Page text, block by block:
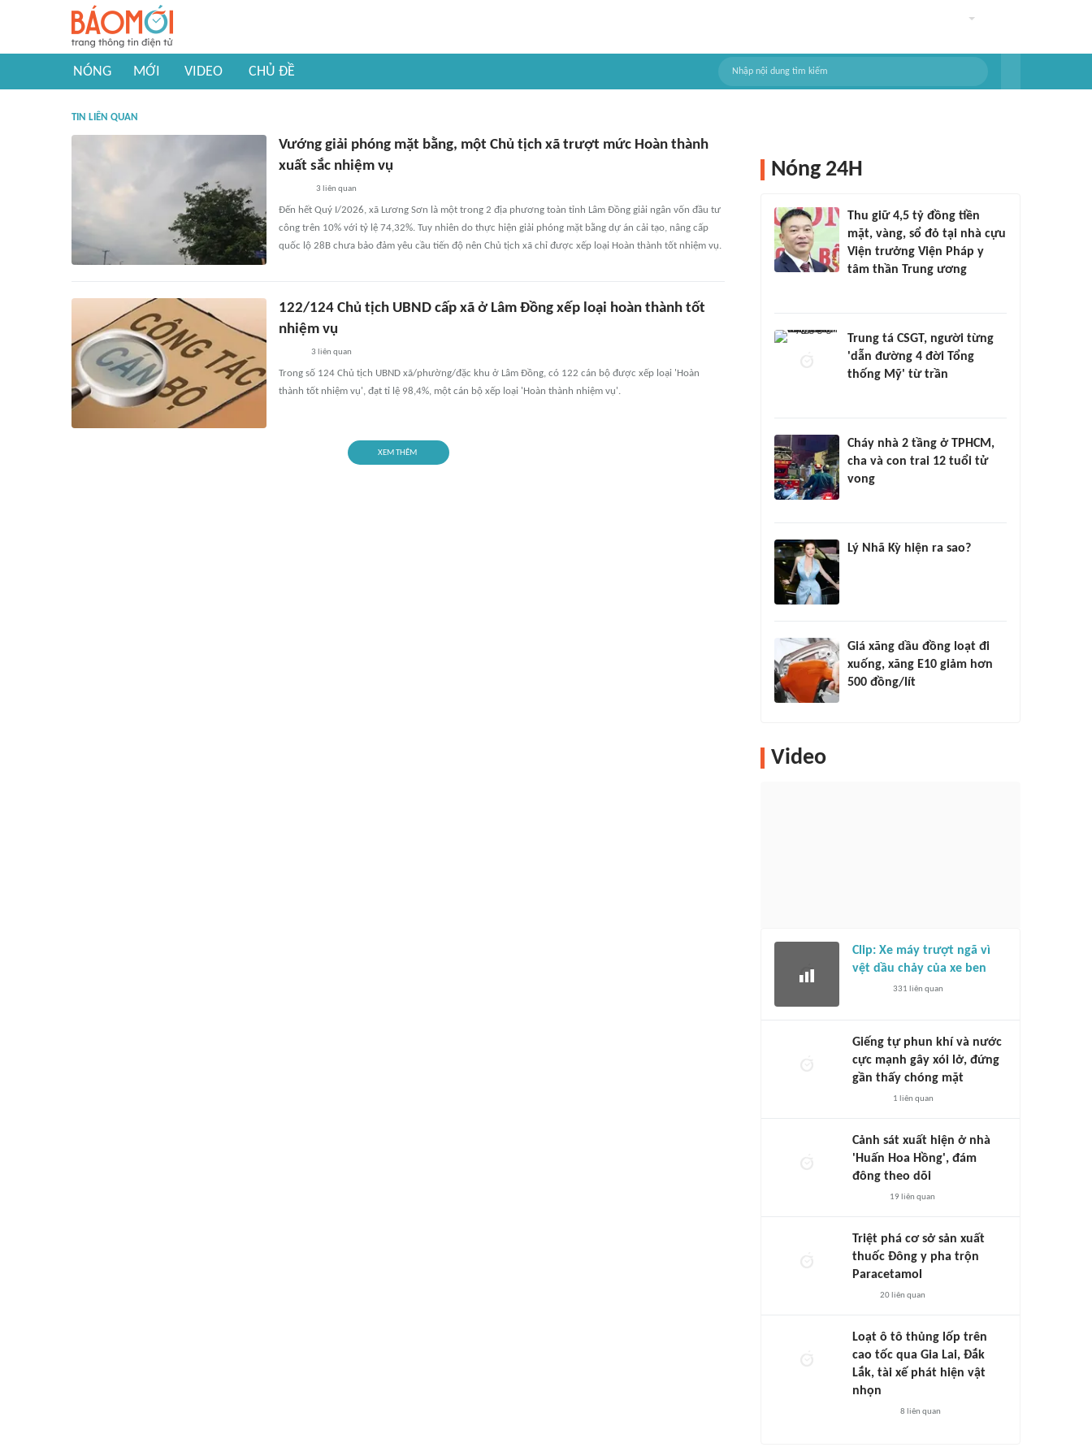
NÓNG MỚI VIDEO CHỦ ĐỀ
TIN LIÊN QUAN
Vướng giải phóng mặt bằng, một Chủ tịch xã trượt mức Hoàn thành
xuất sắc nhiệm vụ
3 liên quan
Đến hết Quý I/2026, xã Lương Sơn là một trong 2 địa phương toàn tỉnh Lâm Đồng giải ngân vốn đầu tư
công trên 10% với tỷ lệ 74,32%. Tuy nhiên do thực hiện giải phóng mặt bằng dự án cải tạo, nâng cấp
quốc lộ 28B chưa bảo đảm yêu cầu tiến độ nên Chủ tịch xã chỉ được xếp loại Hoàn thành tốt nhiệm vụ.
122/124 Chủ tịch UBND cấp xã ở Lâm Đồng xếp loại hoàn thành tốt
nhiệm vụ
3 liên quan
Trong số 124 Chủ tịch UBND xã/phường/đặc khu ở Lâm Đồng, có 122 cán bộ được xếp loại 'Hoàn
thành tốt nhiệm vụ', đạt tỉ lệ 98,4%, một cán bộ xếp loại 'Hoàn thành nhiệm vụ'.
XEM THÊM
Nóng 24H
Thu giữ 4,5 tỷ đồng tiền
mặt, vàng, sổ đỏ tại nhà cựu
Viện trưởng Viện Pháp y
tâm thần Trung ương
Trung tá CSGT, người từng
'dẫn đường 4 đời Tổng
thống Mỹ' từ trần
Cháy nhà 2 tầng ở TPHCM,
cha và con trai 12 tuổi tử
vong
Lý Nhã Kỳ hiện ra sao?
Giá xăng dầu đồng loạt đi
xuống, xăng E10 giảm hơn
500 đồng/lít
Video
Clip: Xe máy trượt ngã vì
vệt dầu chảy của xe ben
331 liên quan
Giếng tự phun khí và nước
cực mạnh gây xói lở, đứng
gần thấy chóng mặt
1 liên quan
Cảnh sát xuất hiện ở nhà
'Huấn Hoa Hồng', đám
đông theo dõi
19 liên quan
Triệt phá cơ sở sản xuất
thuốc Đông y pha trộn
Paracetamol
20liên quan
Loạt ô tô thủng lốp trên
cao tốc qua Gia Lai, Đắk
Lắk, tài xế phát hiện vật
nhọn
8 liên quan